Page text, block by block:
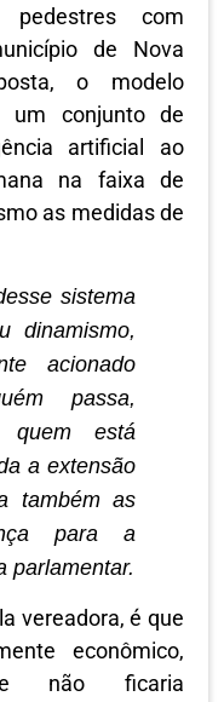
com
de Nova
o modelo
um conjunto de
artificial ao
na faixa de
as medidas de
sistema
dinamismo,
acionado
passa,
quem está
a extensão
também as
para a
parlamentar.
vereadora, é que
econômico,
não ficaria